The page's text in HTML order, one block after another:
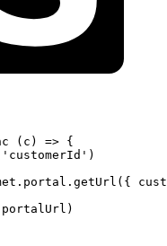
( c ) => {
'customerId' )
getUrl ({